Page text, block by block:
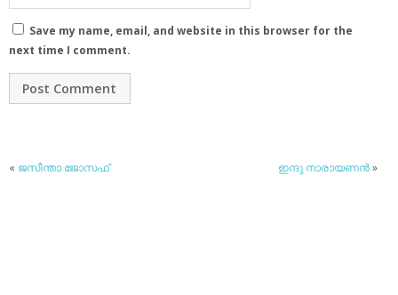
Save my name, email, and website in this browser for the
next time I comment.
« ജസീന്താ ജോസഫ് ഇന്ദു നാരായണന്‍»